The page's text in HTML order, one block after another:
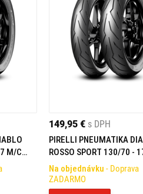
M/C
149,95 € s DPH
PIRELLI PNEUMATIKA
ROSSO SPORT 130/70 -
62S TL REAR
Na objednávku - Doprava
ZADARMO